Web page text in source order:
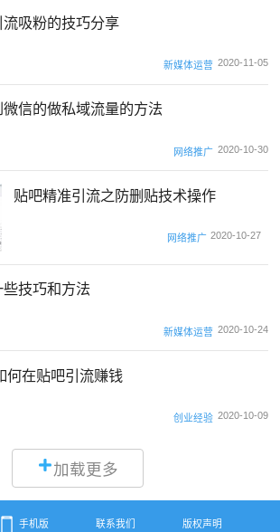
吸粉的技巧分享
新媒体运营 2020-11-05
信的做私域流量的方法
网络推广 2020-10-30
贴吧精准引流之防删贴技术操作
网络推广 2020-10-27
技巧和方法
新媒体运营 2020-10-24
何在贴吧引流赚钱
创业经验 2020-10-09
加载更多
手机版 联系我们 版权声明